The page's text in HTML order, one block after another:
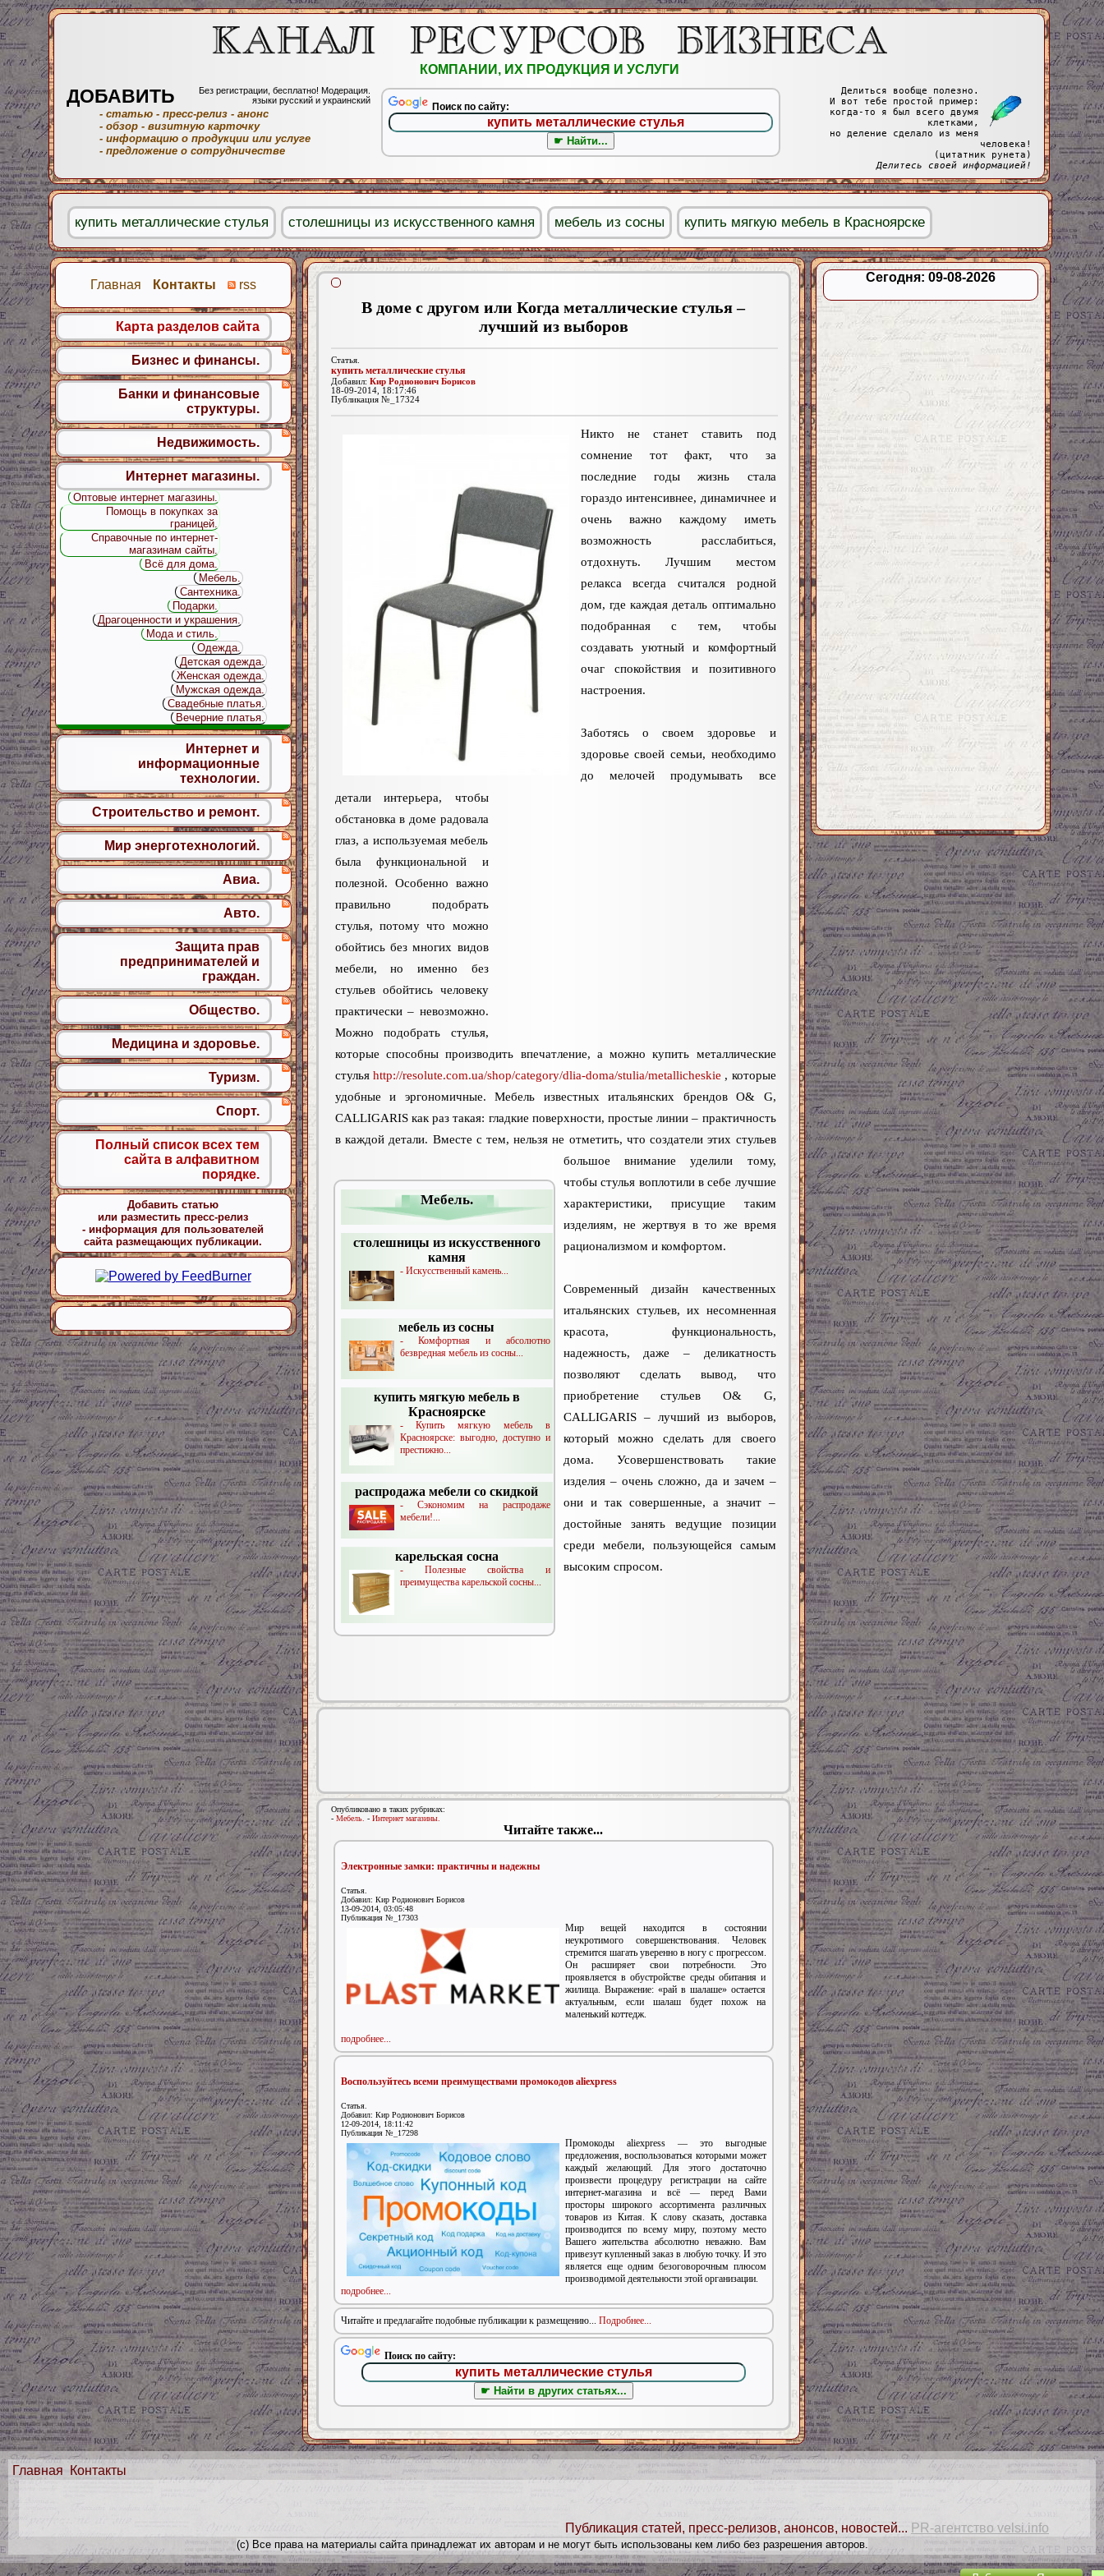
В доме с другом или Когда металлические стулья –
лучший из выборов
Статья.
купить металлические стулья
Добавил: Кир Родионович Борисов
18-09-2014, 18:17:46
Публикация №_17324
Мебель.
столешницы из искусственного
камня
- Искусственный камень...
мебель из сосны
- Комфортная и абсолютно
безвредная мебель из сосны...
купить мягкую мебель в
Красноярске
- Купить мягкую мебель в
Красноярске: выгодно, доступно и
престижно...
распродажа мебели со скидкой
- Сэкономим на распродаже
мебели!...
карельская сосна
- Полезные свойства и
преимущества карельской сосны...
Никто не станет ставить под
сомнение тот факт, что за
последние годы жизнь стала
гораздо интенсивнее, динамичнее и
очень важно каждому иметь
возможность расслабиться,
отдохнуть. Лучшим местом
релакса всегда считался родной
дом, где каждая деталь оптимально
подобранная с тем, чтобы
создавать уютный и комфортный
очаг спокойствия и позитивного
настроения.
Заботясь о своем здоровье и
здоровье своей семьи, необходимо
до мелочей продумывать все
детали интерьера, чтобы
обстановка в доме радовала
глаз, а используемая мебель
была функциональной и
полезной. Особенно важно
правильно подобрать
стулья, потому что можно
обойтись без многих видов
мебели, но именно без
стульев обойтись человеку
практически – невозможно.
Можно подобрать стулья,
которые способны производить впечатление, а можно купить металлические
стульяhttp://resolute.com.ua/shop/category/dlia-doma/stulia/metallicheskie , которые
удобные и эргономичные. Мебель известных итальянских брендов O& G,
CALLIGARIS как раз такая: гладкие поверхности, простые линии – практичность
в каждой детали. Вместе с тем, нельзя не отметить, что создатели этих стульев
большое внимание уделили тому,
чтобы стулья воплотили в себе лучшие
характеристики, присущие таким
изделиям, не жертвуя в то же время
рационализмом и комфортом.
Современный дизайн качественных
итальянских стульев, их несомненная
красота, функциональность,
надежность, даже – деликатность
позволяют сделать вывод, что
приобретение стульев O& G,
CALLIGARIS – лучший из выборов,
который можно сделать для своего
дома. Усовершенствовать такие
изделия – очень сложно, да и зачем –
они и так совершенные, а значит –
достойные занять ведущие позиции
среди мебели, пользующейся самым
высоким спросом.
Опубликовано в таких рубриках:
- Мебель. - Интернет магазины.
Читайте также...
Электронные замки: практичны и надежны
Статья.
Добавил: Кир Родионович Борисов
13-09-2014, 03:05:48
Публикация №_17303
Мир вещей находится в состоянии
неукротимого совершенствования. Человек
стремится шагать уверенно в ногу с прогрессом.
Он расширяет свои потребности. Это
проявляется в обустройстве среды обитания и
жилища. Выражение: «рай в шалаше» остается
актуальным, если шалаш будет похож на
маленький коттедж.
подробнее...
Воспользуйтесь всеми преимуществами промокодов aliexpress
Статья.
Добавил: Кир Родионович Борисов
12-09-2014, 18:11:42
Публикация №_17298
Промокоды aliexpress — это выгодные
предложения, воспользоваться которыми может
каждый желающий. Для этого достаточно
произвести процедуру регистрации на сайте
интернет-магазина и всё — перед Вами
просторы широкого ассортимента различных
товаров из Китая. К слову сказать, доставка
производится по всему миру, поэтому место
Вашего жительства абсолютно неважно. Вам
привезут купленный заказ в любую точку. И это
является еще одним безоговорочным плюсом
производимой деятельности этой организации.
подробнее...
Читайте и предлагайте подобные публикации к размещению... Подробнее...
Поиск по сайту:
Сегодня: 09-08-2026
Главная Контакты rss
Карта разделов сайта
Бизнес и финансы.
Банки и финансовые
структуры.
Недвижимость.
Интернет магазины.
Оптовые интернет магазины.
Помощь в покупках за
границей.
Справочные по интернет-
магазинам сайты.
Всё для дома.
Мебель.
Сантехника.
Подарки.
Драгоценности и украшения.
Мода и стиль.
Одежда.
Детская одежда.
Женская одежда.
Мужская одежда.
Свадебные платья.
Вечерние платья.
Интернет и
информационные
технологии.
Строительство и ремонт.
Мир энерготехнологий.
Авиа.
Авто.
Защита прав
предпринимателей и
граждан.
Общество.
Медицина и здоровье.
Туризм.
Спорт.
Полный список всех тем
сайта в алфавитном
порядке.
Добавить статью
или разместить пресс-релиз
- информация для пользователей
сайта размещающих публикации.
Главная Контакты
Публикация статей, пресс-релизов, анонсов, новостей... PR-агентство velsi.info
(с) Все права на материалы сайта принадлежат их авторам и не могут быть использованы кем либо без разрешения авторов.
КОМПАНИИ, ИХ ПРОДУКЦИЯ И УСЛУГИ
ДОБАВИТЬ
Без регистрации, бесплатно! Модерация.
языки русский и украинский
- статью - пресс-релиз - анонс
- обзор - визитную карточку
- информацию о продукции или услуге
- предложение о сотрудничестве
Поиск по сайту:
Делиться вообще полезно.
И вот тебе простой пример:
когда-то я был всего двумя
клетками,
но деление сделало из меня
человека!
(цитатник рунета)
Делитесь своей информацией!
купить металлические стулья столешницы из искусственного камня мебель из сосны купить мягкую мебель в Красноярске